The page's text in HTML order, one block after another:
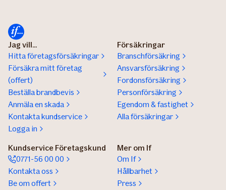
Jag vill...
Hitta företagsförsäkringar
Försäkra mitt företag
(offert)
Beställa brandbevis
Anmäla en skada
Kontakta kundservice
Logga in
Försäkringar
Branschförsäkring
Ansvarsförsäkring
Fordonsförsäkring
Personförsäkring
Egendom & fastighet
Alla försäkringar
Kundservice Företagskund
0771-56 00 00
Kontakta oss
Be om offert
Mer om If
Om If
Hållbarhet
Press